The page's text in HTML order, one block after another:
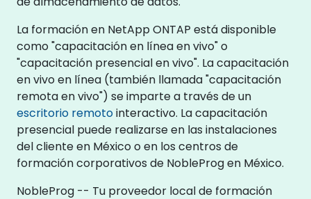
La formación en NetApp ONTAP está disponible
como "capacitación en línea en vivo" o
"capacitación presencial en vivo". La capacitación
en vivo en línea (también llamada "capacitación
remota en vivo") se imparte a través de un
escritorio remotointeractivo. La capacitación
presencial puede realizarse en las instalaciones
del cliente en México o en los centros de
formación corporativos de NobleProg en México.
NobleProg -- Tu proveedor local de formación